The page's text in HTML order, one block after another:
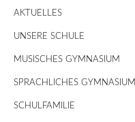
AKTUELLES
UNSERE SCHULE
MUSISCHES GYMNASIUM
SPRACHLICHES GYMNASIUM
SCHULFAMILIE